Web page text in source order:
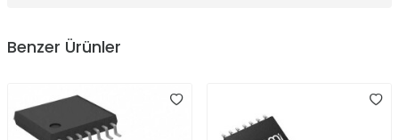
Benzer Ürünler